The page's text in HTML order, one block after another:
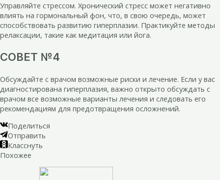
Управляйте стрессом. Хронический стресс может негативно
влиять на гормональный фон, что, в свою очередь, может
способствовать развитию гиперплазии. Практикуйте методы
релаксации, такие как медитация или йога.
СОВЕТ №4
Обсуждайте с врачом возможные риски и лечение. Если у вас
диагностирована гиперплазия, важно открыто обсуждать с
врачом все возможные варианты лечения и следовать его
рекомендациям для предотвращения осложнений.
Поделиться
Отправить
Класснуть
Похожее